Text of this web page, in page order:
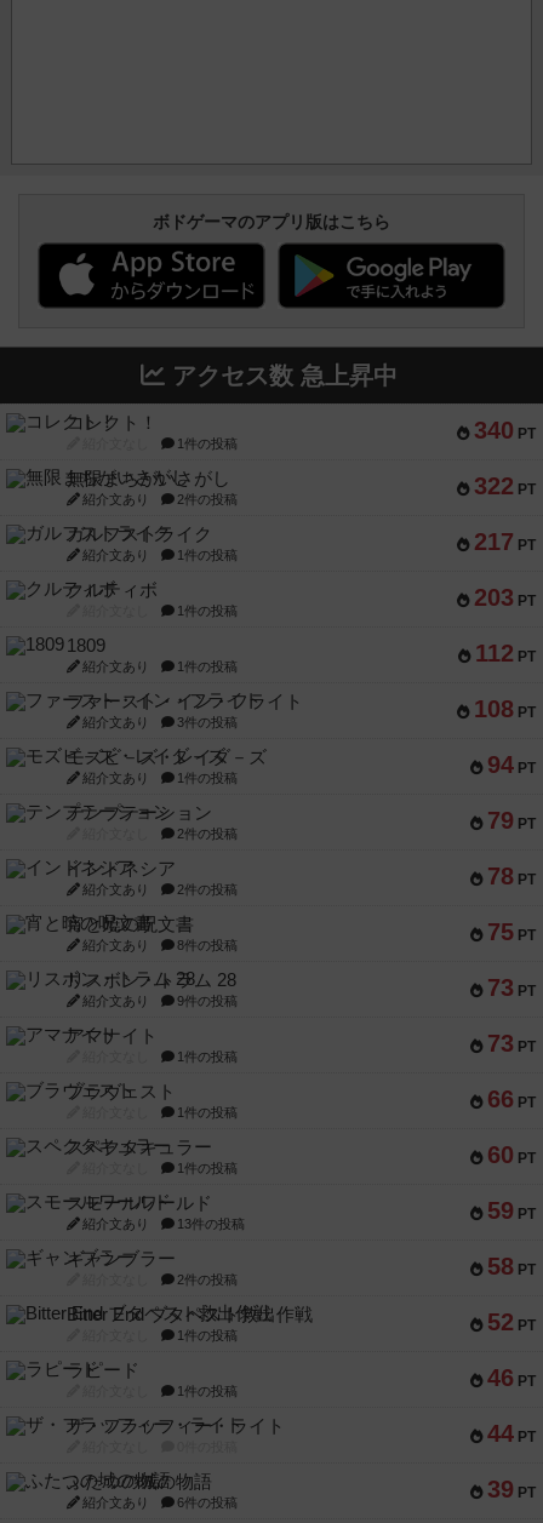
ボドゲーマのアプリ版はこちら
アクセス数 急上昇中
340 PT
コレクト！
1件の投稿
322 PT
無限まちがいさがし
紹介文あり 2件の投稿
217 PT
ガルフストライク
紹介文あり 1件の投稿
203 PT
クルティボ
1件の投稿
112 PT
1809
紹介文あり 1件の投稿
108 PT
ファースト・イン・フライト
紹介文あり 3件の投稿
94 PT
モズビ－ズ・レイダ－ズ
紹介文あり 1件の投稿
79 PT
テンプテーション
2件の投稿
78 PT
インドネシア
紹介文あり 2件の投稿
75 PT
宵と暁の呪文書
紹介文あり 8件の投稿
73 PT
リスボン・トラム 28
紹介文あり 9件の投稿
73 PT
アマナイト
1件の投稿
66 PT
ブラヴェスト
1件の投稿
60 PT
スペクタキュラー
1件の投稿
59 PT
スモールワールド
紹介文あり 13件の投稿
58 PT
ギャンブラー
2件の投稿
52 PT
Bitter End ブタペスト救出作戦
1件の投稿
46 PT
ラピード
1件の投稿
44 PT
ザ・フラッフィー・ライト
39 PT
ふたつの城の物語
紹介文あり 6件の投稿